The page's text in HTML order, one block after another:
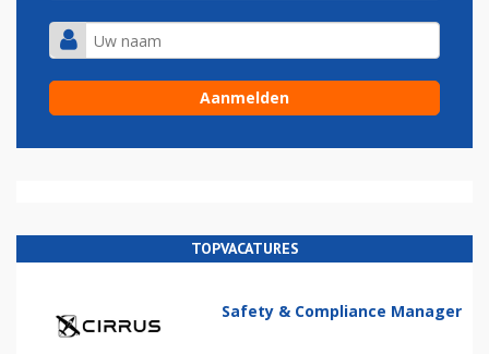
TOPVACATURES
Safety & Compliance Manager